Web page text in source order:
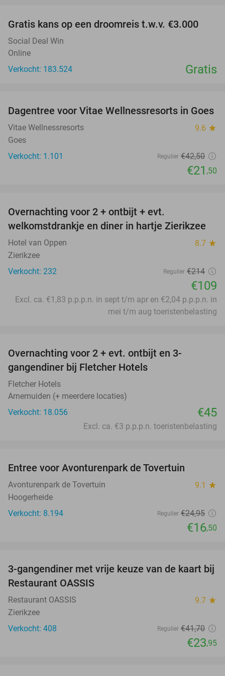
Gratis kans op een droomreis t.w.v. €3.000
Social Deal Win
Online
Verkocht: 183.524
Gratis
49%
Dagentree voor Vitae Wellnessresorts in Goes
Vitae Wellnessresorts 9.6 star
Goes
Verkocht: 1.101
Regulier €42,50
€21 ,50
Overnachting voor 2 + ontbijt + evt.
welkomstdrankje en diner in hartje Zierikzee
Hotel van Oppen 8.7 star
Zierikzee
Verkocht: 232
Regulier €214
€109
Excl. ca. €1,83 p.p.p.n. in sept t/m apr en €2,04 p.p.p.n. in
mei t/m aug toeristenbelasting
Overnachting voor 2 + evt. ontbijt en 3-
gangendiner bij Fletcher Hotels
Fletcher Hotels
Arnemuiden (+ meerdere locaties)
Verkocht: 18.056
€45
Excl. ca. €3 p.p.p.n. toeristenbelasting
Entree voor Avonturenpark de Tovertuin
Avonturenpark de Tovertuin 9.1 star
Hoogerheide
Verkocht: 8.194
Regulier €24,95
€16,50
43%
3-gangendiner met vrije keuze van de kaart bij
Restaurant OASSIS
Restaurant OASSIS 9.7 star
Zierikzee
Verkocht: 408
Regulier €41,70
€23,95